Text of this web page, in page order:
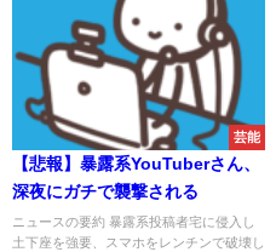
芸能
【悲報】暴露系YouTuberさん、
深夜にガチで襲撃される
ニュースの要約 暴露系投稿者宅に侵入し
土下座を強要、スマホをレンチンで破壊し